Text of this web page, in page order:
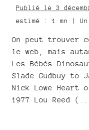
Publié le 3
estimé : 1 mn | Un
On peut trouver
le web, mais
Les Bébés
Slade Gudbuy to
Nick Lowe Heart
1977 Lou Reed